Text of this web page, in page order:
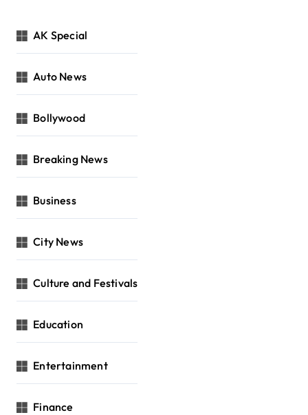
AK Special
Auto News
Bollywood
Breaking News
Business
City News
Culture and Festivals
Education
Entertainment
Finance